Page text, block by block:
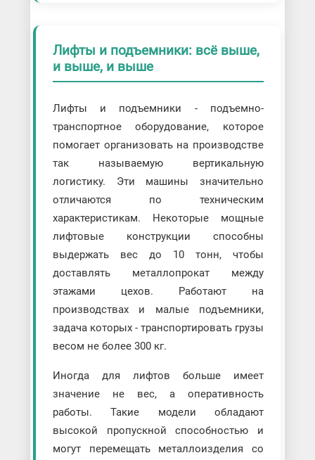
Лифты и подъемники: всё выше,
и выше, и выше
Лифты и подъемники - подъемно-
транспортное оборудование, которое
помогает организовать на производстве
так называемую вертикальную
логистику. Эти машины значительно
отличаются по техническим
характеристикам. Некоторые мощные
лифтовые конструкции способны
выдержать вес до 10 тонн, чтобы
доставлять металлопрокат между
этажами цехов. Работают на
производствах и малые подъемники,
задача которых - транспортировать грузы
весом не более 300 кг.
Иногда для лифтов больше имеет
значение не вес, а оперативность
работы. Такие модели обладают
высокой пропускной способностью и
могут перемещать металлоизделия со